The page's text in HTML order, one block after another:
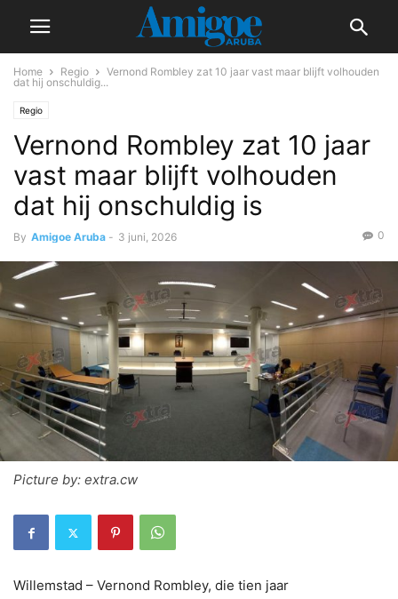
Home Regio
Vernond Rombley zat 10 jaar vast maar blijft volhouden
dat hij onschuldig...
Regio
Vernond Rombley zat 10 jaar
vast maar blijft volhouden
dat hij onschuldig is
By Amigoe Aruba - 3 juni, 2026 0
Picture by: extra.cw
Willemstad – Vernond Rombley, die tien jaar